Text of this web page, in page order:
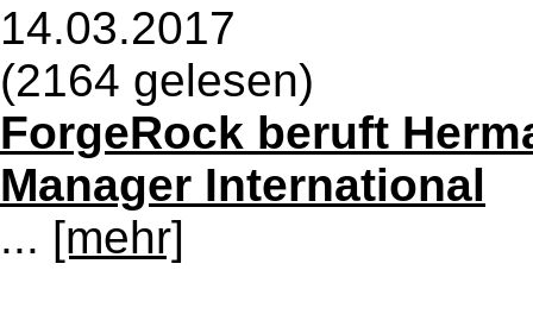
14.03.2017
(2164 gelesen)
ForgeRock beruft
Manager International
... [mehr]